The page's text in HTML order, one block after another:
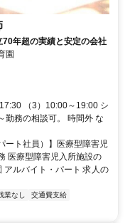
年超の実績と安定の会社
園
（3）10:00～19:00 シ
務の相談可。 時間外 な
ート社員）】医療型障害児
医療型障害児入所施設の
アルバイト・パート 求人の
業なし
交通費支給